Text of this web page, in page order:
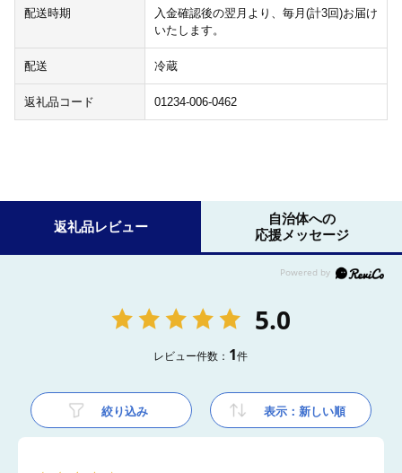
配送時期
入金確認後の翌月より、毎月(計3回)お届け
いたします。
配送 冷蔵
返礼品コード 01234-006-0462
返礼品レビュー
自治体への
応援メッセージ
5.0
レビュー件数： 1件
絞り込み 表示：新しい順